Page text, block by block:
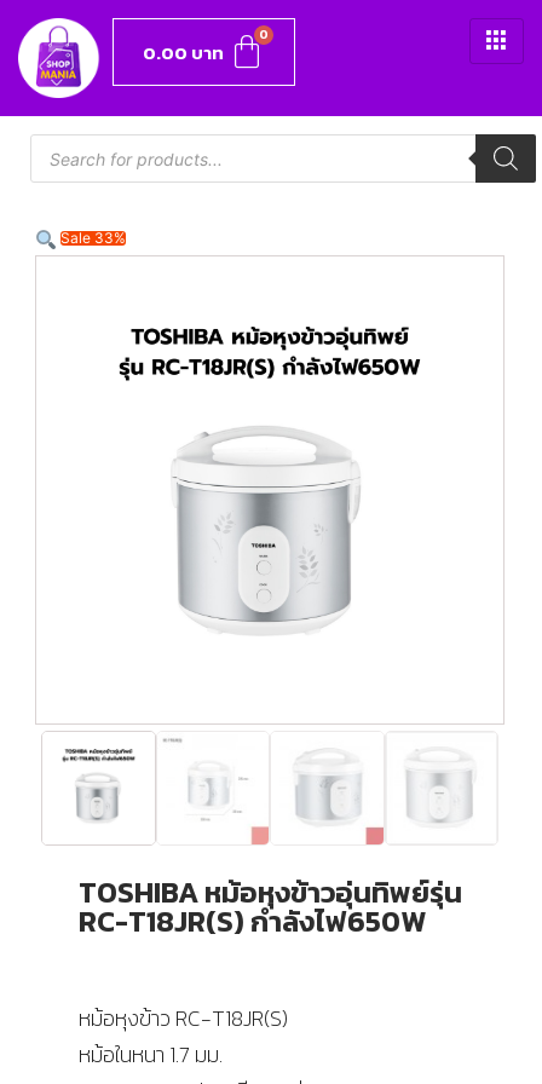
0.00 บาท
Sale 33%
TOSHIBA หม้อหุงข้าวอุ่นทิพย์รุ่น
RC-T18JR(S) กำลังไฟ650W
หม้อหุงข้าว RC-T18JR(S)
หม้อในหนา 1.7 มม.